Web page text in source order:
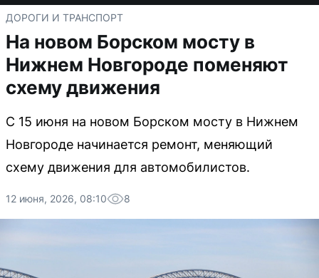
ДОРОГИ И ТРАНСПОРТ
На новом Борском мосту в
Нижнем Новгороде поменяют
схему движения
С 15 июня на новом Борском мосту в Нижнем
Новгороде начинается ремонт, меняющий
схему движения для автомобилистов.
12 июня, 2026, 08:10 8